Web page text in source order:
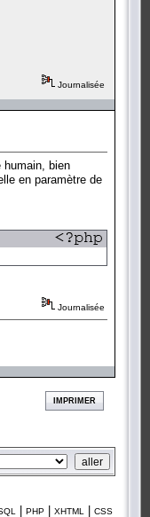
Journalisée
bien
en paramètre de
Journalisée
IMPRIMER
PHP XHTML CSS